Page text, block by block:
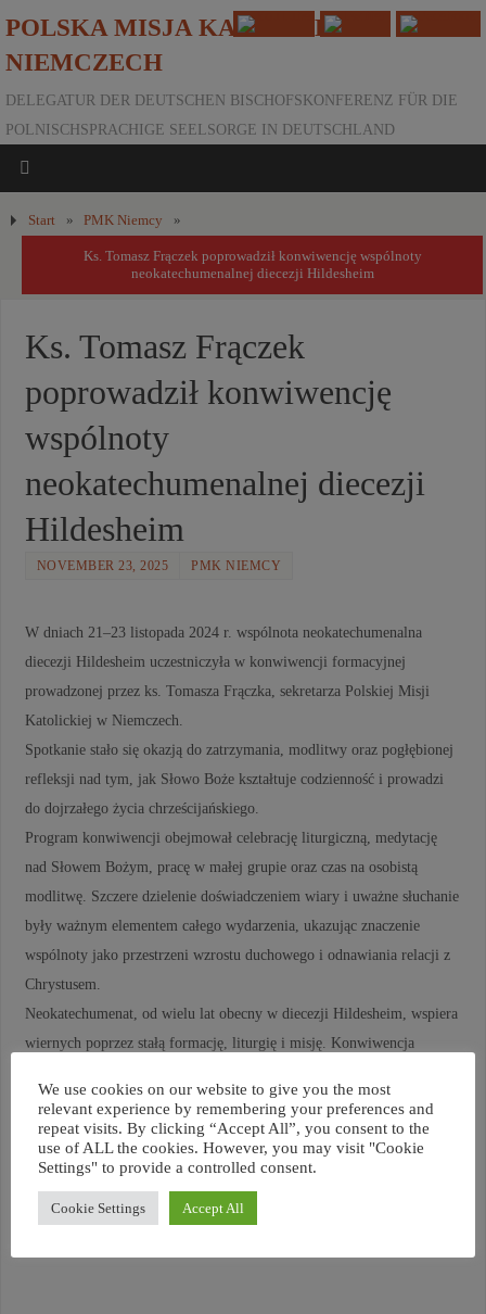
POLSKA MISJA KATOLICKA W
NIEMCZECH
DELEGATUR DER DEUTSCHEN BISCHOFSKONFERENZ FÜR DIE
POLNISCHSPRACHIGE SEELSORGE IN DEUTSCHLAND
Start » PMK Niemcy »
Ks. Tomasz Frączek poprowadził konwiwencję wspólnoty
neokatechumenalnej diecezji Hildesheim
Ks. Tomasz Frączek
poprowadził konwiwencję
wspólnoty
neokatechumenalnej diecezji
Hildesheim
NOVEMBER 23, 2025 PMK NIEMCY
W dniach 21–23 listopada 2024 r. wspólnota neokatechumenalna
diecezji Hildesheim uczestniczyła w konwiwencji formacyjnej
prowadzonej przez ks. Tomasza Frączka, sekretarza Polskiej Misji
Katolickiej w Niemczech.
Spotkanie stało się okazją do zatrzymania, modlitwy oraz pogłębionej
refleksji nad tym, jak Słowo Boże kształtuje codzienność i prowadzi
do dojrzałego życia chrześcijańskiego.
Program konwiwencji obejmował celebrację liturgiczną, medytację
nad Słowem Bożym, pracę w małej grupie oraz czas na osobistą
modlitwę. Szczere dzielenie doświadczeniem wiary i uważne słuchanie
były ważnym elementem całego wydarzenia, ukazując znaczenie
wspólnoty jako przestrzeni wzrostu duchowego i odnawiania relacji z
Chrystusem.
Neokatechumenat, od wielu lat obecny w diecezji Hildesheim, wspiera
wiernych poprzez stałą formację, liturgię i misję. Konwiwencja
narzędziem duchowego umocnienia, budowania więzi oraz pogłębiania
życia Ewangelią.
We use cookies on our website to give you the most
relevant experience by remembering your preferences and
repeat visits. By clicking “Accept All”, you consent to the
use of ALL the cookies. However, you may visit "Cookie
Settings" to provide a controlled consent.
Cookie Settings Accept All